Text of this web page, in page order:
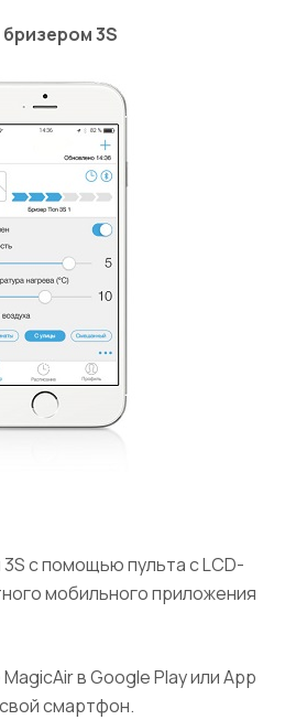
3S
с помощью пульта с LCD-
мобильного приложения
в Google Play или App
смартфон.